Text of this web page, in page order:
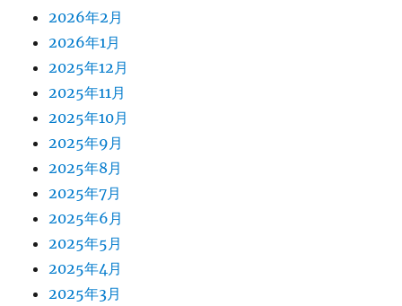
2026年2月
2026年1月
2025年12月
2025年11月
2025年10月
2025年9月
2025年8月
2025年7月
2025年6月
2025年5月
2025年4月
2025年3月